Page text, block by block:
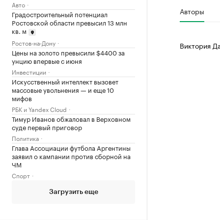
Авто
Градостроительный потенциал
Ростовской области превысил 13 млн
кв. м
Ростов-на-Дону
Цены на золото превысили $4400 за
унцию впервые с июня
Инвестиции
Искусственный интеллект вызовет
массовые увольнения — и еще 10
мифов
РБК и Yandex Cloud
Тимур Иванов обжаловал в Верховном
суде первый приговор
Политика
Глава Ассоциации футбола Аргентины
заявил о кампании против сборной на
ЧМ
Спорт
Загрузить еще
Авторы
Виктория